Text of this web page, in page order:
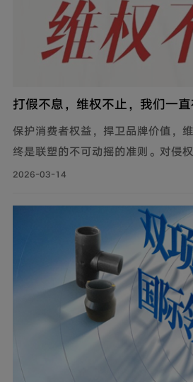
打假不息，维权不止，我们一直
保护消费者权益，捍卫品牌价值，
终是联塑的不可动摇的准则。对
对每一位信赖联塑的消费者与合作
2026-03-14